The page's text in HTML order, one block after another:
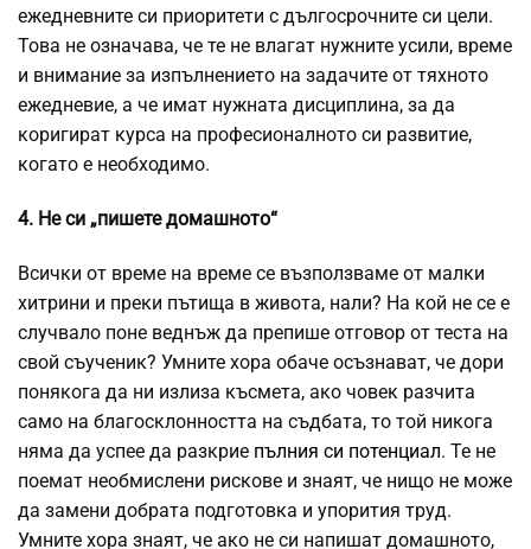
ежедневните си приоритети с дългосрочните си цели.
Това не означава, че те не влагат нужните усили, време
и внимание за изпълнението на задачите от тяхното
ежедневие, а че имат нужната дисциплина, за да
коригират курса на професионалното си развитие,
когато е необходимо.
4. Не си „пишете домашното“
Всички от време на време се възползваме от малки
хитрини и преки пътища в живота, нали? На кой не се е
случвало поне веднъж да препише отговор от теста на
свой съученик? Умните хора обаче осъзнават, че дори
понякога да ни излиза късмета, ако човек разчита
само на благосклонността на съдбата, то той никога
няма да успее да разкрие пълния си потенциал. Те не
поемат необмислени рискове и знаят, че нищо не може
да замени добрата подготовка и упорития труд.
Умните хора знаят, че ако не си напишат домашното,